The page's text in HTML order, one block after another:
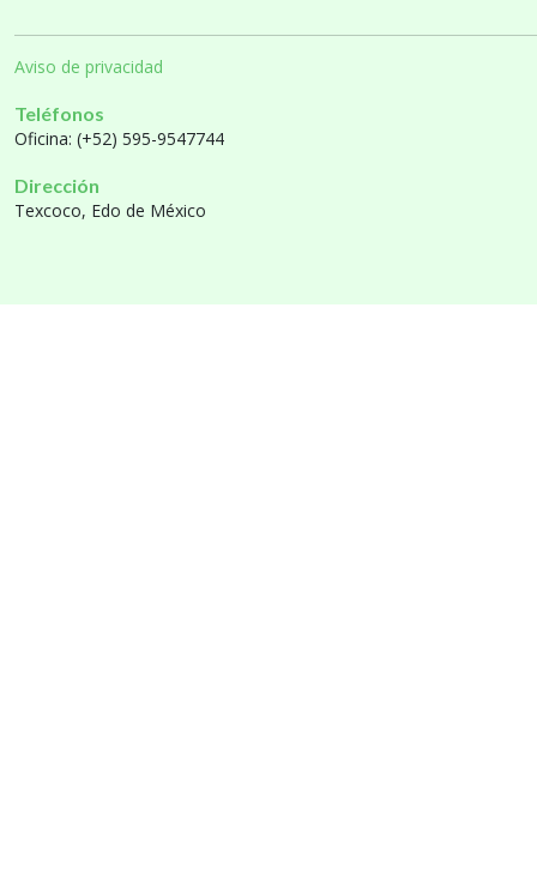
Aviso de privacidad
Teléfonos
Oficina: (+52) 595-9547744
Dirección
Texcoco, Edo de México